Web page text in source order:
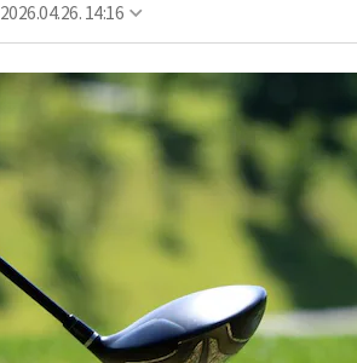
2026.04.26. 14:16